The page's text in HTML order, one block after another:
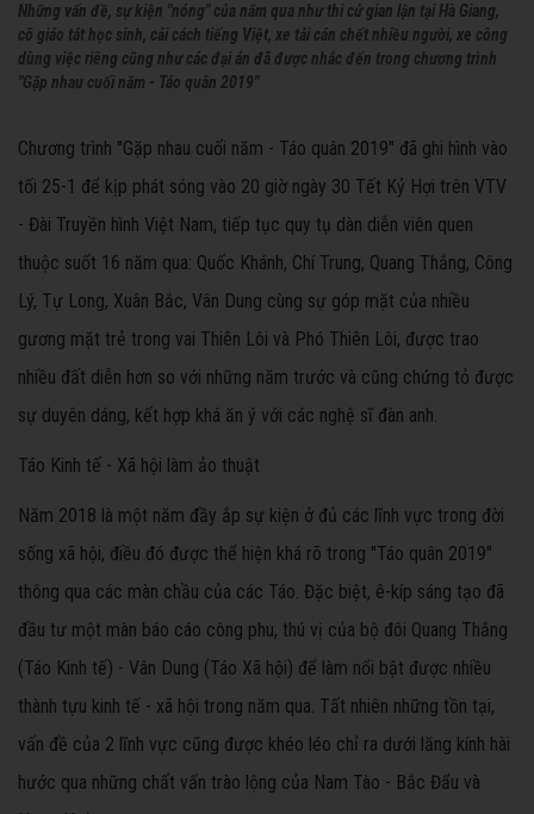
Những vấn đề, sự kiện "nóng" của năm qua như thi cử gian lận tại Hà Giang,
cô giáo tát học sinh, cải cách tiếng Việt, xe tải cán chết nhiều người, xe công
dùng việc riêng cũng như các đại án đã được nhắc đến trong chương trình
"Gặp nhau cuối năm - Táo quân 2019"
Chương trình "Gặp nhau cuối năm - Táo quân 2019" đã ghi hình vào
tối 25-1 để kịp phát sóng vào 20 giờ ngày 30 Tết Kỷ Hợi trên VTV
- Đài Truyền hình Việt Nam, tiếp tục quy tụ dàn diễn viên quen
thuộc suốt 16 năm qua: Quốc Khánh, Chí Trung, Quang Thắng, Công
Lý, Tự Long, Xuân Bắc, Vân Dung cùng sự góp mặt của nhiều
gương mặt trẻ trong vai Thiên Lôi và Phó Thiên Lôi, được trao
nhiều đất diễn hơn so với những năm trước và cũng chứng tỏ được
sự duyên dáng, kết hợp khá ăn ý với các nghệ sĩ đàn anh.
Táo Kinh tế - Xã hội làm ảo thuật
Năm 2018 là một năm đầy ắp sự kiện ở đủ các lĩnh vực trong đời
sống xã hội, điều đó được thể hiện khá rõ trong "Táo quân 2019"
thông qua các màn chầu của các Táo. Đặc biệt, ê-kíp sáng tạo đã
đầu tư một màn báo cáo công phu, thú vị của bộ đôi Quang Thắng
(Táo Kinh tế) - Vân Dung (Táo Xã hội) để làm nổi bật được nhiều
thành tựu kinh tế - xã hội trong năm qua. Tất nhiên những tồn tại,
vấn đề của 2 lĩnh vực cũng được khéo léo chỉ ra dưới lăng kính hài
hước qua những chất vấn trào lộng của Nam Tào - Bắc Đẩu và